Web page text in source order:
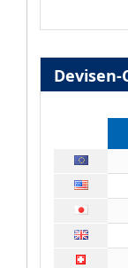
Devisen-